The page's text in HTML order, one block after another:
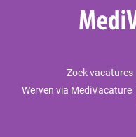
Zoek vacatures
Werven via MediVacature